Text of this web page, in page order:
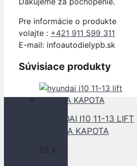
Pre informácie o produkte
volajte : +421 911 599 311
E-mail: infoautodielypb.sk
Súvisiace produkty
HYUNDAI I10 11-13 LIFT
PREDNA KAPOTA
92 €